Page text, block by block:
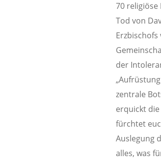
70 religiöse
Tod von
der
zentrale
erquickt
fürchtet
Auslegung
alles, was